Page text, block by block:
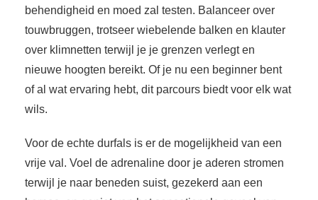
behendigheid en moed zal testen. Balanceer over
touwbruggen, trotseer wiebelende balken en klauter
over klimnetten terwijl je je grenzen verlegt en
nieuwe hoogten bereikt. Of je nu een beginner bent
of al wat ervaring hebt, dit parcours biedt voor elk wat
wils.
Voor de echte durfals is er de mogelijkheid van een
vrije val. Voel de adrenaline door je aderen stromen
terwijl je naar beneden suist, gezekerd aan een